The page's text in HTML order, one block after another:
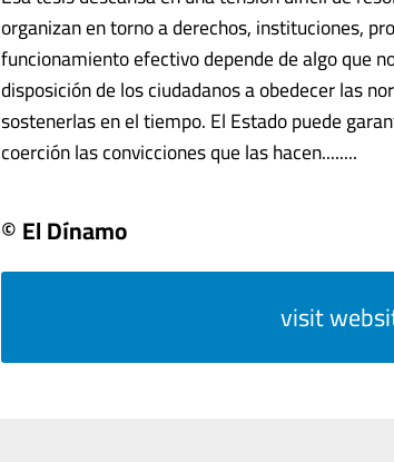
organizan en torno a derechos, instituciones,
funcionamiento efectivo depende de algo que
disposición de los ciudadanos a obedecer las
sostenerlas en el tiempo. El Estado puede
coerción las convicciones que las hacen........
© El Dínamo
visit